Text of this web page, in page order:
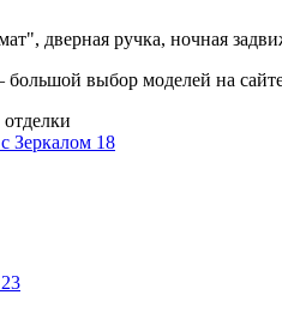
дверная ручка, ночная
большой выбор моделей на
Зеркалом 18